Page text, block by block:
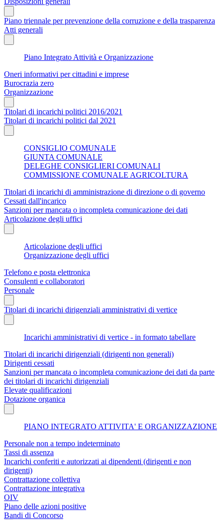
Piano triennale per prevenzione della corruzione e della trasparenza
Atti generali
Piano Integrato Attività e Organizzazione
Oneri informativi per cittadini e imprese
Burocrazia zero
Organizzazione
Titolari di incarichi politici 2016/2021
Titolari di incarichi politici dal 2021
CONSIGLIO COMUNALE
GIUNTA COMUNALE
DELEGHE CONSIGLIERI COMUNALI
COMMISSIONE COMUNALE AGRICOLTURA
Titolari di incarichi di amministrazione di direzione o di governo
Cessati dall'incarico
Sanzioni per mancata o incompleta comunicazione dei dati
Articolazione degli uffici
Articolazione degli uffici
Organizzazione degli uffici
Telefono e posta elettronica
Consulenti e collaboratori
Personale
Titolari di incarichi dirigenziali amministrativi di vertice
Incarichi amministrativi di vertice - in formato tabellare
Titolari di incarichi dirigenziali (dirigenti non generali)
Dirigenti cessati
Sanzioni per mancata o incompleta comunicazione dei dati da parte
dei titolari di incarichi dirigenziali
Elevate qualificazioni
Dotazione organica
PIANO INTEGRATO ATTIVITA' E ORGANIZZAZIONE
Personale non a tempo indeterminato
Tassi di assenza
Incarichi conferiti e autorizzati ai dipendenti (dirigenti e non
dirigenti)
Contrattazione collettiva
Contrattazione integrativa
OIV
Piano delle azioni positive
Bandi di Concorso